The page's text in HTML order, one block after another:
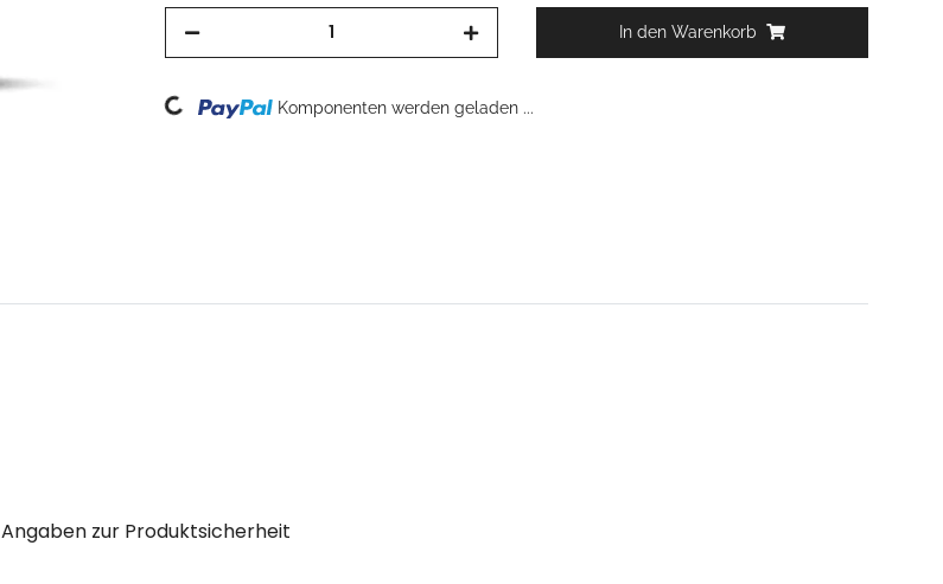
In den Warenkorb
Loading... Komponenten werden geladen ...
Angaben zur Produktsicherheit